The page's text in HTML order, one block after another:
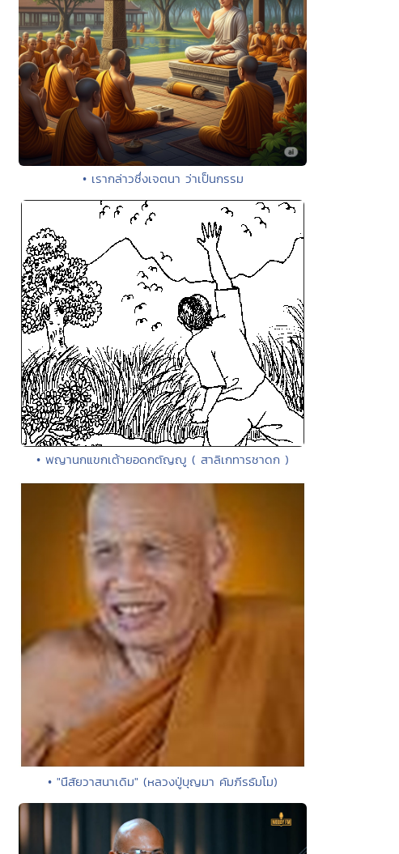
• เรากล่าวซึ่งเจตนา ว่าเป็นกรรม
• พญานกแขกเต้ายอดกตัญญู ( สาลิเกทารชาดก )
• "นืสัยวาสนาเดิม" (หลวงปู่บุญมา คัมภีรธัมโม)